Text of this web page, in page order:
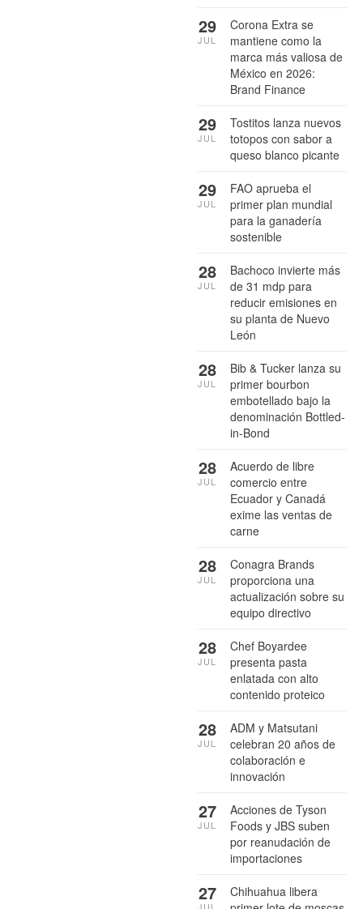
Corona Extra se
mantiene como la
marca más valiosa de
México en 2026:
Brand Finance
29
JUL
Tostitos lanza nuevos
totopos con sabor a
queso blanco picante
29
JUL
FAO aprueba el
primer plan mundial
para la ganadería
sostenible
29
JUL
Bachoco invierte más
de 31 mdp para
reducir emisiones en
su planta de Nuevo
León
28
JUL
Bib & Tucker lanza su
primer bourbon
embotellado bajo la
denominación Bottled-
in-Bond
28
JUL
Acuerdo de libre
comercio entre
Ecuador y Canadá
exime las ventas de
carne
28
JUL
Conagra Brands
proporciona una
actualización sobre su
equipo directivo
28
JUL
Chef Boyardee
presenta pasta
enlatada con alto
contenido proteico
28
JUL
ADM y Matsutani
celebran 20 años de
colaboración e
innovación
28
JUL
Acciones de Tyson
Foods y JBS suben
por reanudación de
importaciones
27
JUL
Chihuahua libera
27